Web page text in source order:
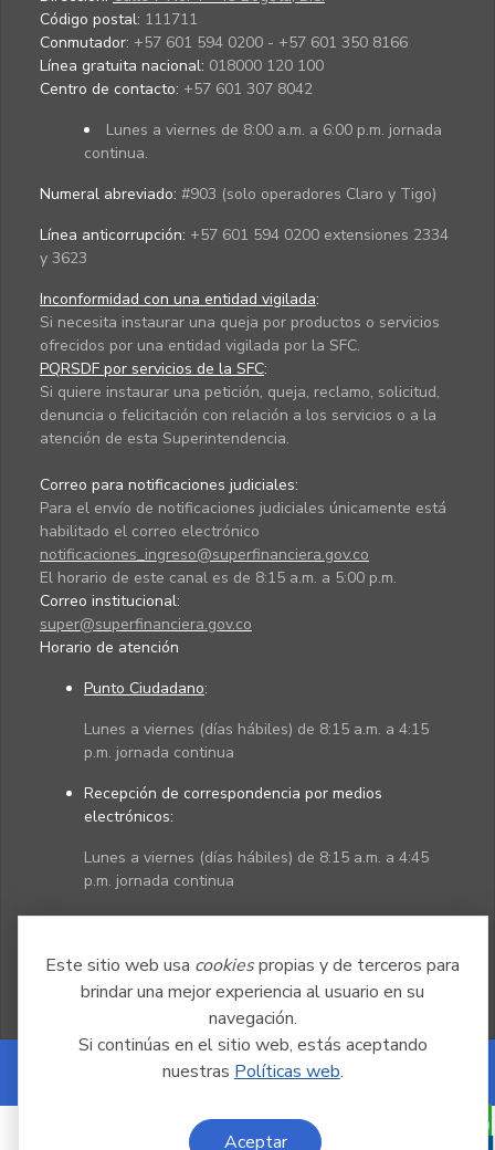
Este sitio web usa cookiespropias y de terceros para
brindar una mejor experiencia al usuario en su
navegación.
Si continúas en el sitio web, estás aceptando
nuestras Políticas web.
Aceptar
Código postal: 111711
Conmutador: +57 601 594 0200 - +57 601 350 8166
Línea gratuita nacional: 018000 120 100
Centro de contacto: +57 601 307 8042
Lunes a viernes de 8:00 a.m. a 6:00 p.m. jornada
continua.
Numeral abreviado: #903 (solo operadores Claro y Tigo)
Línea anticorrupción: +57 601 594 0200 extensiones 2334
y 3623
Inconformidad con una entidad vigilada:
Si necesita instaurar una queja por productos o servicios
ofrecidos por una entidad vigilada por la SFC.
PQRSDF por servicios de la SFC:
Si quiere instaurar una petición, queja, reclamo, solicitud,
denuncia o felicitación con relación a los servicios o a la
atención de esta Superintendencia.
Correo para notificaciones judiciales:
Para el envío de notificaciones judiciales únicamente está
habilitado el correo electrónico
notificaciones_ingreso@superfinanciera.gov.co
El horario de este canal es de 8:15 a.m. a 5:00 p.m.
Correo institucional:
super@superfinanciera.gov.co
Horario de atención
Punto Ciudadano:
Lunes a viernes (días hábiles) de 8:15 a.m. a 4:15
p.m. jornada continua
Recepción de correspondencia por medios
electrónicos:
Lunes a viernes (días hábiles) de 8:15 a.m. a 4:45
p.m. jornada continua
Powered by Nexura